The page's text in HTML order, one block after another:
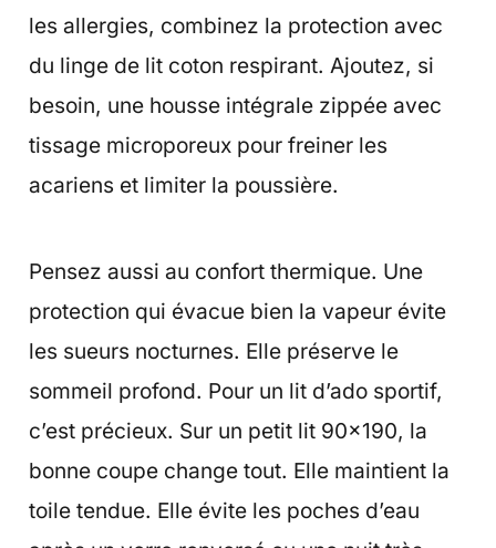
les allergies, combinez la protection avec
du linge de lit coton respirant. Ajoutez, si
besoin, une housse intégrale zippée avec
tissage microporeux pour freiner les
acariens et limiter la poussière.
Pensez aussi au confort thermique. Une
protection qui évacue bien la vapeur évite
les sueurs nocturnes. Elle préserve le
sommeil profond. Pour un lit d’ado sportif,
c’est précieux. Sur un petit lit 90×190, la
bonne coupe change tout. Elle maintient la
toile tendue. Elle évite les poches d’eau